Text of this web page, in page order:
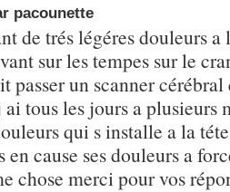
pacounette
de trés légéres douleurs a
sur les tempes sur le
passer un scanner cérébral
tous les jours a plusieurs
qui s installe a la
en cause ses douleurs a
chose merci pour vos